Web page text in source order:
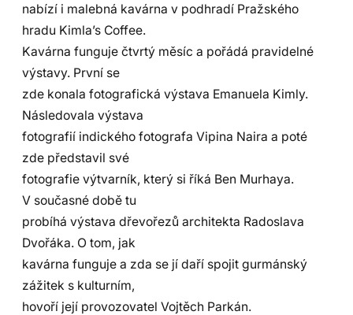
nabízí i malebná kavárna v podhradí Pražského
hradu Kimla’s Coffee.
Kavárna funguje čtvrtý měsíc a pořádá pravidelné
výstavy. První se
zde konala fotografická výstava Emanuela Kimly.
Následovala výstava
fotografií indického fotografa Vipina Naira a poté
zde představil své
fotografie výtvarník, který si říká Ben Murhaya.
V současné době tu
probíhá výstava dřevořezů architekta Radoslava
Dvořáka. O tom, jak
kavárna funguje a zda se jí daří spojit gurmánský
zážitek s kulturním,
hovoří její provozovatel Vojtěch Parkán.